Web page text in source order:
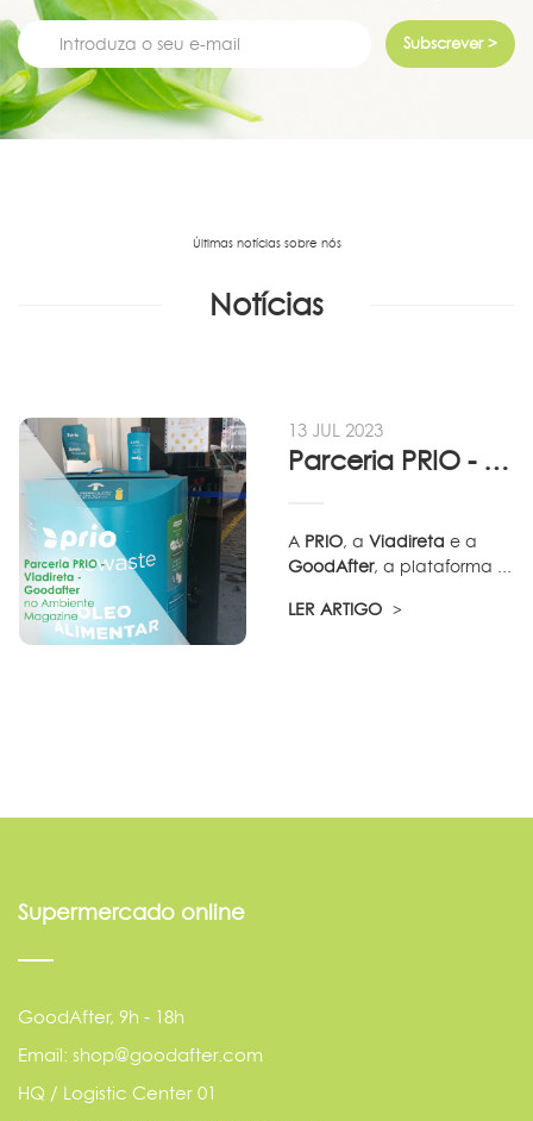
Subscrever >
Últimas notícias sobre nós
Notícias
13 JUL 2023
Parceria PRIO - Viadireta - Goodafter...
A PRIO, aViadireta e a
GoodAfter, a plataforma ...
LER ARTIGO
Supermercado online
GoodAfter, 9h - 18h
Email: shop@goodafter.com
HQ / Logistic Center 01